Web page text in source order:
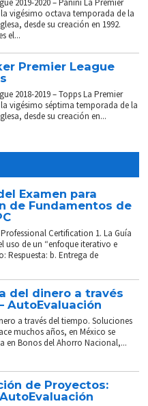
2019-2020 – Panini La Premier
la vigésimo octava temporada de la
desde su creación en 1992.
el...
Premier League
2018-2019 – Topps La Premier
la vigésimo séptima temporada de la
desde su creación en...
Examen para
de Fundamentos de
Certification 1. La Guía
uso de un “enfoque iterativo e
Respuesta: b. Entrega de
del dinero a través
AutoEvaluación
a través del tiempo. Soluciones
muchos años, en México se
en Bonos del Ahorro Nacional,...
de Proyectos: